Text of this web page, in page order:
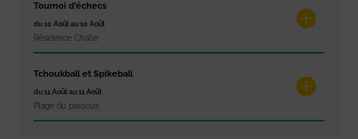
Tournoi d’échecs
du 10 Août au 10 Août
Résidence Challe
Tchoukball et Spikeball
du 11 Août au 11 Août
Plage du passous